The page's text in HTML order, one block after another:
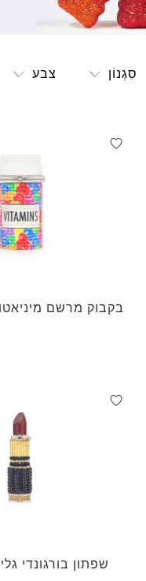
סִגְנוֹן צבע
בקבוק מרשם
שפתון בורגונדי